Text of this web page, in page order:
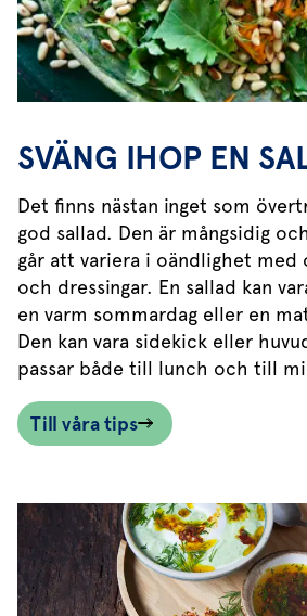
SVÄNG IHOP EN
Det finns nästan inget som
god sallad. Den är mångsidig
går att variera i oändlighet med
och dressingar. En sallad kan
en varm sommardag eller en
Den kan vara sidekick eller
passar både till lunch och till
Till våra tips